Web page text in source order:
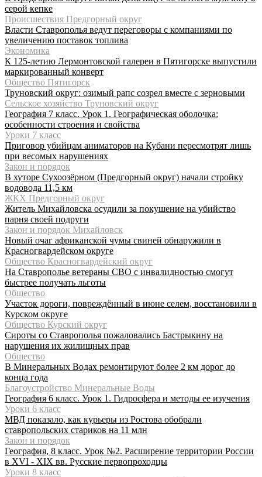
серой кепке
Происшествия Предгорный округ
Власти Ставрополья ведут переговоры с компаниями по
увеличению поставок топлива
Экономика
К 125-летию Лермонтовской галереи в Пятигорске выпустили
маркированный конверт
Общество Пятигорск
Труновский округ: озимый рапс созрел вместе с зерновыми
Сельское хозяйство Труновский округ
География 7 класс. Урок 1. Географическая оболочка:
особенности строения и свойства
Уроки 7 класс
Приговор убийцам аниматоров на Кубани пересмотрят лишь
при весомых нарушениях
Закон и порядок
В хуторе Сухоозёрном (Предгорный округ) начали стройку
водовода 11,5 км
ЖКХ Предгорный округ
Житель Михайловска осудили за покушение на убийство
парня своей подруги
Закон и порядок Михайловск
Новый очаг африканской чумы свиней обнаружили в
Красногвардейском округе
Общество Красногвардейский округ
На Ставрополье ветераны СВО с инвалидностью смогут
быстрее получать льготы
Общество
Участок дороги, повреждённый в июне селем, восстановили в
Курском округе
Общество Курский округ
Сироты со Ставрополья пожаловались Бастрыкину на
нарушения их жилищных прав
Общество
В Минеральных Водах ремонтируют более 2 км дорог до
конца года
Благоустройство Минеральные Воды
География 6 класс. Урок 1. Гидросфера и методы ее изучения
Уроки 6 класс
МВД показало, как курьеры из Ростова обобрали
ставропольских стариков на 11 млн
Закон и порядок
География, 8 класс. Урок №2. Расширение территории России
в XVI - XIX вв. Русские первопроходцы
Уроки 8 класс